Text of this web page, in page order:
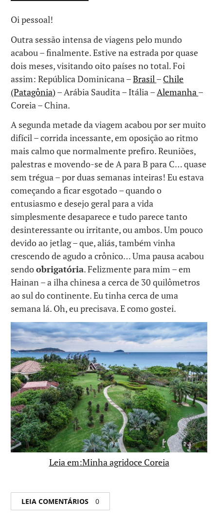
Oi pessoal!
Outra sessão intensa de viagens pelo mundo
acabou – finalmente. Estive na estrada por quase
dois meses, visitando oito países no total. Foi
assim: República Dominicana –Brasil – Chile
(Patagônia) – Arábia Saudita – Itália – Alemanha –
Coreia – China.
A segunda metade da viagem acabou por ser muito
difícil – corrida incessante, em oposição ao ritmo
mais calmo que normalmente prefiro. Reuniões,
palestras e movendo-se de A para B para C… quase
sem trégua – por duas semanas inteiras! Eu estava
começando a ficar esgotado – quando o
entusiasmo e desejo geral para a vida
simplesmente desaparece e tudo parece tanto
desinteressante ou irritante, ou ambos. Um pouco
devido ao jetlag – que, aliás, também vinha
crescendo de agudo a crônico… Uma pausa acabou
sendoobrigatória. Felizmente para mim – em
Hainan – a ilha chinesa a cerca de 30 quilômetros
ao sul do continente. Eu tinha cerca de uma
semana lá. Oh, eu precisava. E como gostei.
Leia em:Minha agridoce Coreia
LEIA COMENTÁRIOS 0